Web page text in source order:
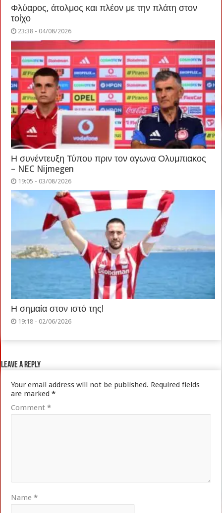
Φλύαρος, άτολμος και πλέον με την πλάτη στον
τοίχο
23:38 - 04/08/2026
Η συνέντευξη Τύπου πριν τον αγωνα Ολυμπιακος
– NEC Nijmegen
19:05 - 03/08/2026
Η σημαία στον ιστό της!
19:18 - 02/06/2026
Leave a Reply
Your email address will not be published. Required fields
are marked*
Comment*
Name*